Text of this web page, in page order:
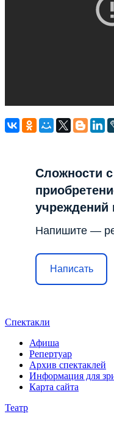
Сложности
учреждений
Напишите —
Написать
Спектакли
Афиша
Репертуар
Архив спектаклей
Информация для
Карта сайта
Театр